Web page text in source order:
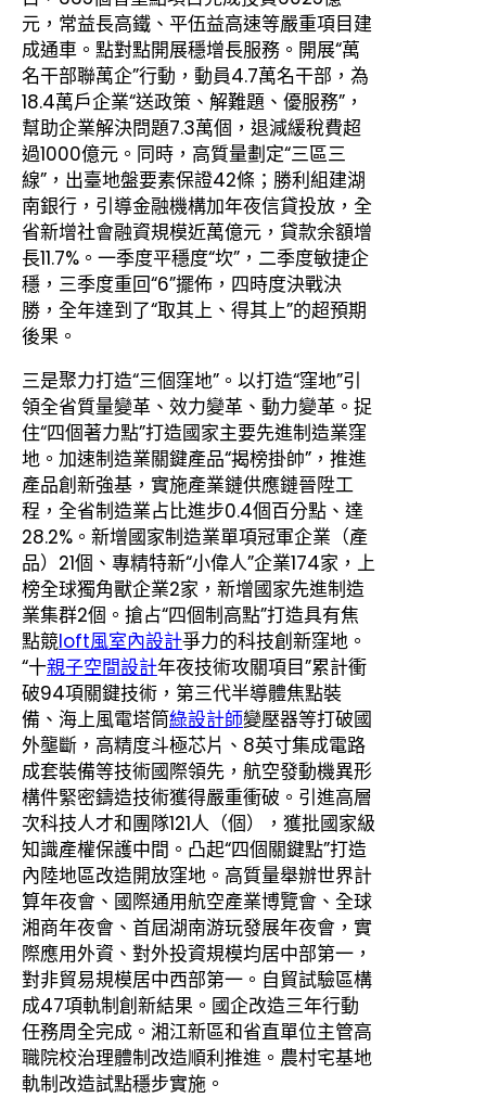
元，常益長高鐵、平伍益高速等嚴重項目建
成通車。點對點開展穩增長服務。開展“萬
名干部聯萬企”行動，動員4.7萬名干部，為
18.4萬戶企業“送政策、解難題、優服務”，
幫助企業解決問題7.3萬個，退減緩稅費超
過1000億元。同時，高質量劃定“三區三
線”，出臺地盤要素保證42條；勝利組建湖
南銀行，引導金融機構加年夜信貸投放，全
省新增社會融資規模近萬億元，貸款余額增
長11.7%。一季度平穩度“坎”，二季度敏捷企
穩，三季度重回“6”擺佈，四時度決戰決
勝，全年達到了“取其上、得其上”的超預期
後果。
三是聚力打造“三個窪地”。以打造“窪地”引
領全省質量變革、效力變革、動力變革。捉
住“四個著力點”打造國家主要先進制造業窪
地。加速制造業關鍵產品“揭榜掛帥”，推進
產品創新強基，實施產業鏈供應鏈晉陞工
程，全省制造業占比進步0.4個百分點、達
28.2%。新增國家制造業單項冠軍企業（產
品）21個、專精特新“小偉人”企業174家，上
榜全球獨角獸企業2家，新增國家先進制造
業集群2個。搶占“四個制高點”打造具有焦
點競loft風室內設計爭力的科技創新窪地。
“十親子空間設計年夜技術攻關項目”累計衝
破94項關鍵技術，第三代半導體焦點裝
備、海上風電塔筒綠設計師變壓器等打破國
外壟斷，高精度斗極芯片、8英寸集成電路
成套裝備等技術國際領先，航空發動機異形
構件緊密鑄造技術獲得嚴重衝破。引進高層
次科技人才和團隊121人（個），獲批國家級
知識產權保護中間。凸起“四個關鍵點”打造
內陸地區改造開放窪地。高質量舉辦世界計
算年夜會、國際通用航空產業博覽會、全球
湘商年夜會、首屆湖南游玩發展年夜會，實
際應用外資、對外投資規模均居中部第一，
對非貿易規模居中西部第一。自貿試驗區構
成47項軌制創新結果。國企改造三年行動
任務周全完成。湘江新區和省直單位主管高
職院校治理體制改造順利推進。農村宅基地
軌制改造試點穩步實施。